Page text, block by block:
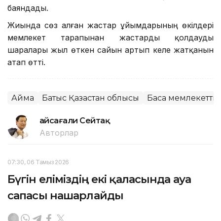
баяндады.
Жиында сөз алған жастар ұйымдарының өкілдері
мемлекет тарапынан жастарды қолдауды
шаралары жыл өткен сайын артып келе жатқанын
атап өтті.
Аймақ Батыс Қазақстан облысы Басқа
Ғайсағали Сейтақ
Авторлар
07:30, 06 Тамыз 2026
Бүгін еліміздің екі қаласында ауа
сапасы нашарлайды